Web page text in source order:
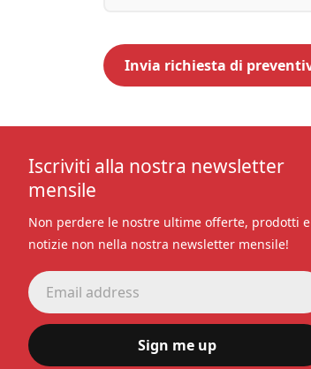
Qualità premium
Iscriviti alla nostra newsletter
mensile
Non perdere le nostre ultime offerte, prodotti e
notizie non nella nostra newsletter mensile!
Sign me up